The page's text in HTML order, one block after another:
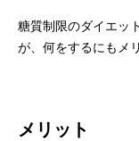
糖質制限のダイエッ
が、何をするにもメ
メリット